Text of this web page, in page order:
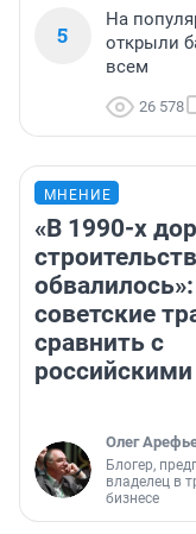
5
На
открыли
всем
26 578
МНЕНИЕ
«В 1990-х
советские
сравнить с
российскими
Олег
Блогер,
владелец в
бизнесе